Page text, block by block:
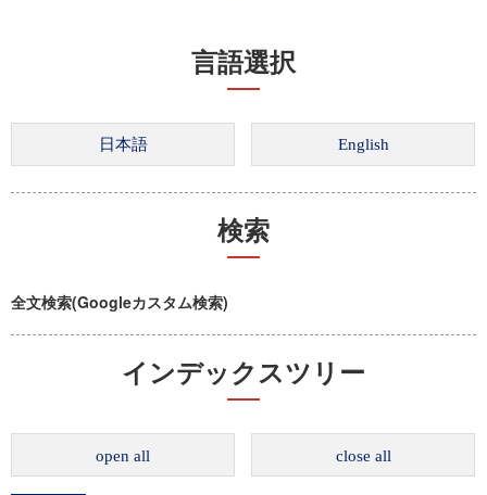
言語選択
検索
全文検索(Googleカスタム検索)
インデックスツリー
open all close all